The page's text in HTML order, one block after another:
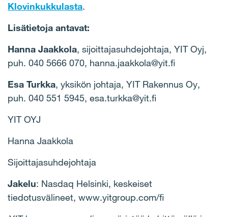
Klovinkukkulasta.
Lisätietoja antavat:
Hanna Jaakkola, sijoittajasuhdejohtaja, YIT Oyj,
puh. 040 5666 070, hanna.jaakkola@yit.fi
Esa Turkka, yksikön johtaja, YIT Rakennus Oy,
puh. 040 551 5945, esa.turkka@yit.fi
YIT OYJ
Hanna Jaakkola
Sijoittajasuhdejohtaja
Jakelu: Nasdaq Helsinki, keskeiset
tiedotusvälineet, www.yitgroup.com/fi